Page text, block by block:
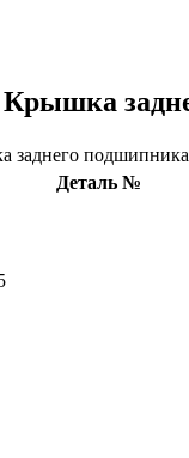
Крышка
Деталь №